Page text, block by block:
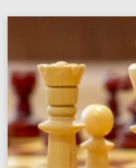
springen